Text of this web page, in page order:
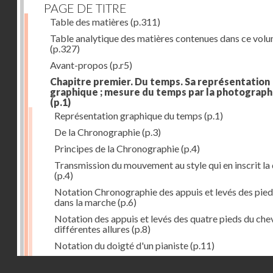
PAGE DE TITRE
Table des matières (p.311)
Table analytique des matières contenues dans ce
(p.327)
Avant-propos (p.r5)
Chapitre premier. Du temps. Sa représentation
graphique ; mesure du temps par la
(p.1)
Représentation graphique du temps (p.1)
De la Chronographie(p.3)
Principes de la Chronographie(p.4)
Transmission du mouvement au style qui en inscrit la
(p.4)
Notation Chronographie des appuis et levés des
dans la marche(p.6)
Notation des appuis et levés des quatre pieds du
différentes allures (p.8)
Notation du doigté d'un pianiste(p.11)